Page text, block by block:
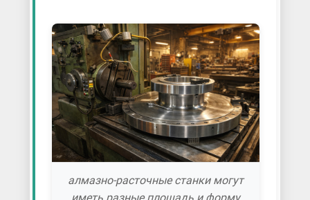
алмазно-расточные станки могут